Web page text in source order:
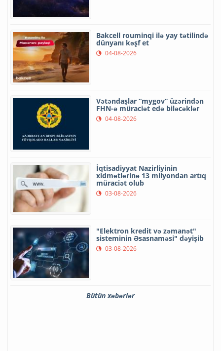
Bakcell rouminqi ilə yay tətilində
dünyanı kəşf et
04-08-2026
Vətəndaşlar “mygov” üzərindən
FHN-ə müraciət edə biləcəklər
04-08-2026
İqtisadiyyat Nazirliyinin
xidmətlərinə 13 milyondan artıq
müraciət olub
03-08-2026
"Elektron kredit və zəmanət"
sisteminin Əsasnaməsi" dəyişib
03-08-2026
Bütün xəbərlər